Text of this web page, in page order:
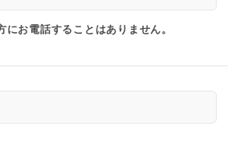
お電話することはありません。